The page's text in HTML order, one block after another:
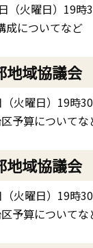
（火曜日）19時
成についてなど
地域協議会
火曜日）19時
予算についてな
地域協議会
火曜日）19時
予算についてな